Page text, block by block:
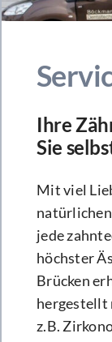
Ihre
Sie
Mit viel
jede
höchster
Brücken
hergestellt
z.B.